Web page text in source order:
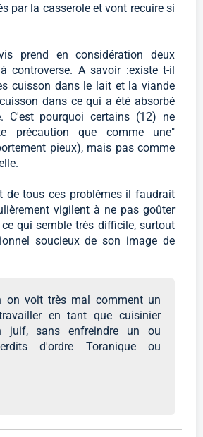
par la casserole et vont recuire si
prend en considération deux
controverse. A savoir :existe t-il
cuisson dans le lait et la viande
dans ce qui a été absorbé
C'est pourquoi certains (12) ne
précaution que comme une"
pieux), mais pas comme
de tous ces problèmes il faudrait
vigilent à ne pas goûter
ce qui semble très difficile, surtout
soucieux de son image de
on voit très mal comment un
en tant que cuisinier
juif, sans enfreindre un ou
d'ordre Toranique ou